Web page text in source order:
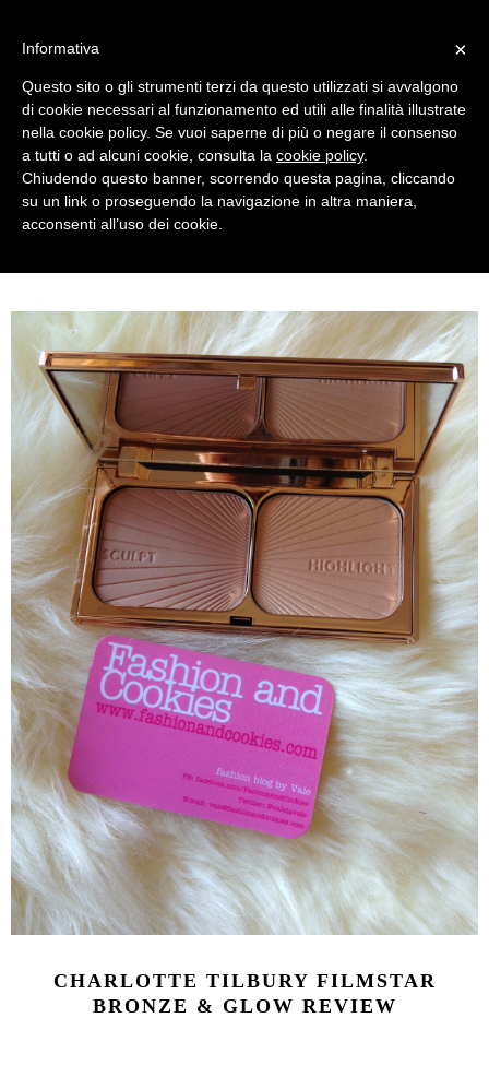
TUESDAY, MARCH 24, 2015
CHARLOTTE TILBURY FILMSTAR
BRONZE & GLOW REVIEW
×
Informativa
Questo sito o gli strumenti terzi da questo utilizzati si avvalgono
di cookie necessari al funzionamento ed utili alle finalità illustrate
nella cookie policy. Se vuoi saperne di più o negare il consenso
a tutti o ad alcuni cookie, consulta la cookie policy.
Chiudendo questo banner, scorrendo questa pagina, cliccando
su un link o proseguendo la navigazione in altra maniera,
acconsenti all’uso dei cookie.